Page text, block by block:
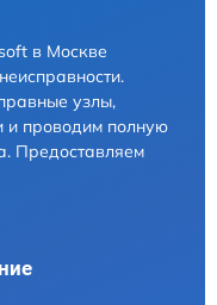
в Москве
узлы,
и проводим полную
Предоставляем